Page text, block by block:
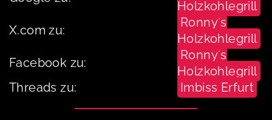
Holzkohlegrill
X.com zu:
Ronny´s
Holzkohlegrill
Facebook zu:
Ronny´s
Holzkohlegrill
Threads zu:
Imbiss Erfurt